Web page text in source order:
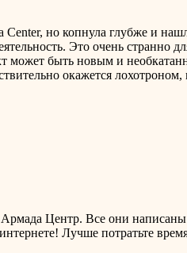
Center, но копнула глубже и
Это очень
может быть новым и
окажется
Центр. Все они
Лучше потратьте